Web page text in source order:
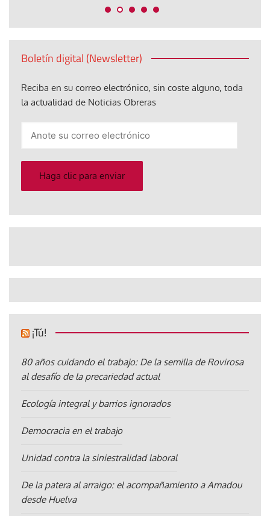
Boletín digital (Newsletter)
Reciba en su correo electrónico, sin coste alguno, toda
la actualidad de Noticias Obreras
electrónico
Haga clic para enviar
¡Tú!
80 años cuidando el trabajo: De la semilla de Rovirosa
al desafío de la precariedad actual
Ecología integral y barrios ignorados
Democracia en el trabajo
Unidad contra la siniestralidad laboral
De la patera al arraigo: el acompañamiento a Amadou
desde Huelva